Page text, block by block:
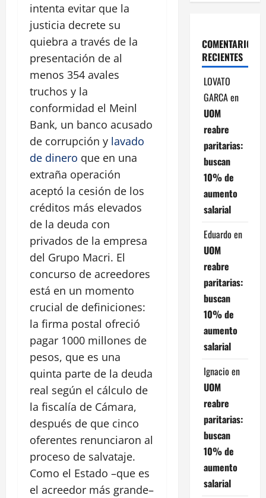
intenta evitar que la
justicia decrete su
quiebra a través de la
presentación de al
menos 354 avales
truchos y la
conformidad el Meinl
Bank, un banco acusado
de corrupción y lavado
de dinero que en una
extraña operación
aceptó la cesión de los
créditos más elevados
de la deuda con
privados de la empresa
del Grupo Macri. El
concurso de acreedores
está en un momento
crucial de definiciones:
la firma postal ofreció
pagar 1000 millones de
pesos, que es una
quinta parte de la deuda
real según el cálculo de
la fiscalía de Cámara,
después de que cinco
oferentes renunciaron al
proceso de salvataje.
Como el Estado –que es
el acreedor más grande–
COMENTARIOS
RECIENTES
LOVATO
GARCAen
UOM
reabre
paritarias:
buscan
10% de
aumento
salarial
Eduardo en
UOM
reabre
paritarias:
buscan
10% de
aumento
salarial
Ignacio en
UOM
reabre
paritarias:
buscan
10% de
aumento
salarial